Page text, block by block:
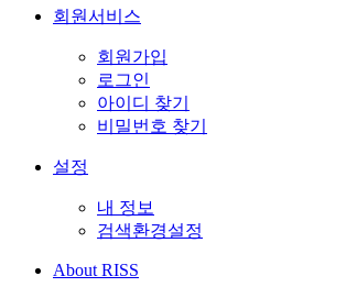
회원서비스
회원가입
로그인
아이디 찾기
비밀번호 찾기
설정
내 정보
검색환경설정
About RISS